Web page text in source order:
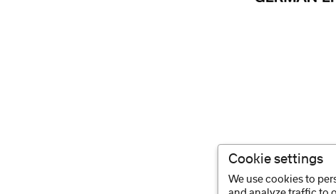
Cookie settings
We use cookies to